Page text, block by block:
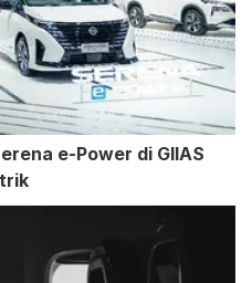
e-Power di GIIAS